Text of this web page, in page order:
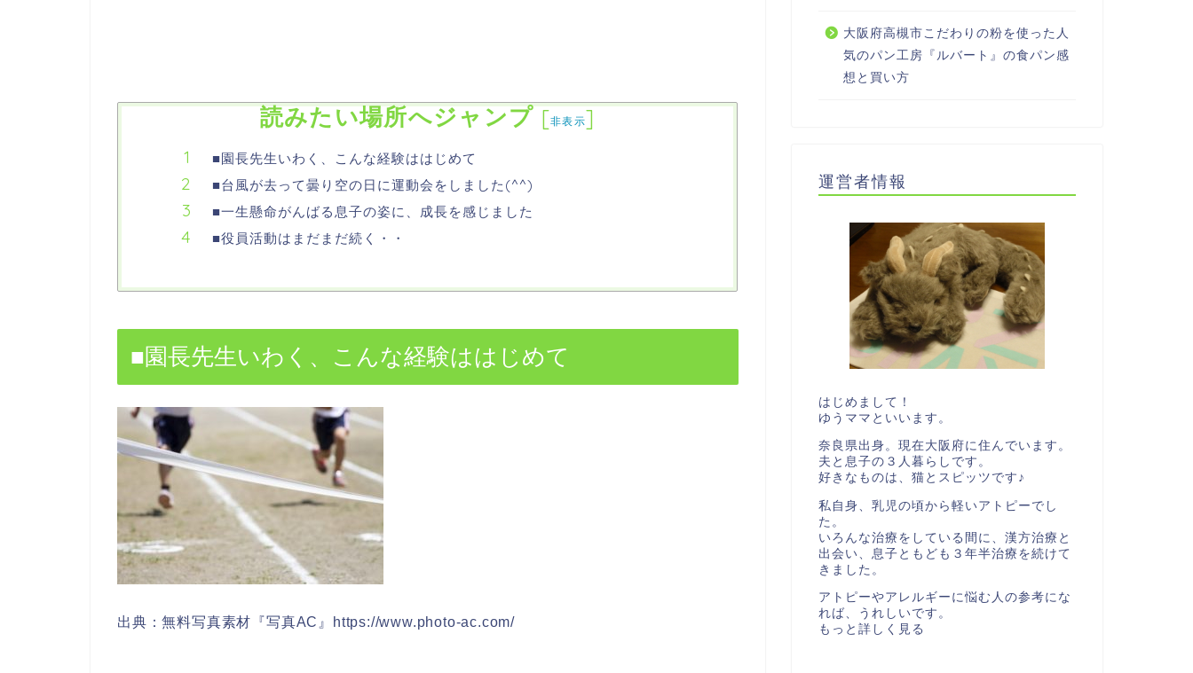
読みたい場所へジャンプ [非表示]
■園長先生いわく、こんな経験ははじめて
■台風が去って曇り空の日に運動会をしました(^^)
■一生懸命がんばる息子の姿に、成長を感じました
■役員活動はまだまだ続く・・
■園長先生いわく、こんな経験ははじめて
出典：無料写真素材『写真AC』https://www.photo-ac.com/
大阪府高槻市こだわりの粉を使った人
気のパン工房『ルバート』の食パン感
想と買い方
運営者情報
はじめまして！
ゆうママといいます。
奈良県出身。現在大阪府に住んでいます。
夫と息子の３人暮らしです。
好きなものは、猫とスピッツです♪
私自身、乳児の頃から軽いアトピーでし
た。
いろんな治療をしている間に、漢方治療と
出会い、息子ともども３年半治療を続けて
きました。
アトピーやアレルギーに悩む人の参考にな
れば、うれしいです。
もっと詳しく見る